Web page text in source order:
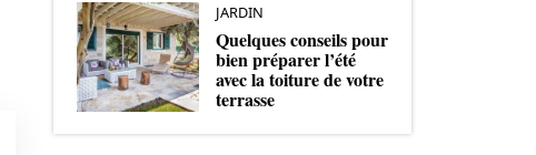
JARDIN
Quelques conseils pour
bien préparer l’été
avec la toiture de votre
terrasse